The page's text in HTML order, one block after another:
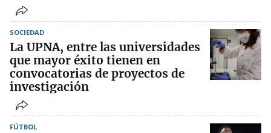
SOCIEDAD
La UPNA, entre las universidades
que mayor éxito tienen en
convocatorias de proyectos de
investigación
FÚTBOL